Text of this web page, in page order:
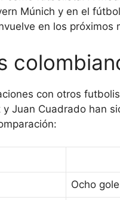
Múnich y en el
en los próximos
con otros
Juan Cuadrado han
Ocho